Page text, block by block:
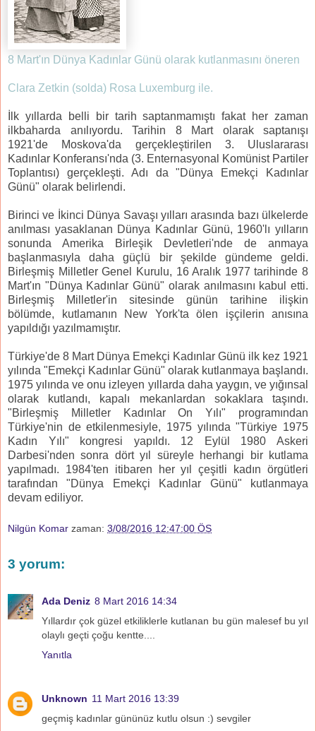
8 Mart'ın Dünya Kadınlar Günü olarak kutlanmasını öneren
Clara Zetkin (solda) Rosa Luxemburg ile.
İlk yıllarda belli bir tarih saptanmamıştı fakat her zaman
ilkbaharda anılıyordu. Tarihin 8 Mart olarak saptanışı
1921'de Moskova'da gerçekleştirilen 3. Uluslararası
Kadınlar Konferansı'nda (3. Enternasyonal Komünist Partiler
Toplantısı) gerçekleşti. Adı da "Dünya Emekçi Kadınlar
Günü" olarak belirlendi.
Birinci ve İkinci Dünya Savaşı yılları arasında bazı ülkelerde
anılması yasaklanan Dünya Kadınlar Günü, 1960'lı yılların
sonunda Amerika Birleşik Devletleri'nde de anmaya
başlanmasıyla daha güçlü bir şekilde gündeme geldi.
Birleşmiş Milletler Genel Kurulu, 16 Aralık 1977 tarihinde 8
Mart'ın "Dünya Kadınlar Günü" olarak anılmasını kabul etti.
Birleşmiş Milletler'in sitesinde günün tarihine ilişkin
bölümde, kutlamanın New York'ta ölen işçilerin anısına
yapıldığı yazılmamıştır.
Türkiye'de 8 Mart Dünya Emekçi Kadınlar Günü ilk kez 1921
yılında "Emekçi Kadınlar Günü" olarak kutlanmaya başlandı.
1975 yılında ve onu izleyen yıllarda daha yaygın, ve yığınsal
olarak kutlandı, kapalı mekanlardan sokaklara taşındı.
"Birleşmiş Milletler Kadınlar On Yılı" programından
Türkiye'nin de etkilenmesiyle, 1975 yılında "Türkiye 1975
Kadın Yılı" kongresi yapıldı. 12 Eylül 1980 Askeri
Darbesi'nden sonra dört yıl süreyle herhangi bir kutlama
yapılmadı. 1984'ten itibaren her yıl çeşitli kadın örgütleri
tarafından "Dünya Emekçi Kadınlar Günü" kutlanmaya
devam ediliyor.
Nilgün Komar zaman: 3/08/2016 12:47:00 ÖS
3 yorum:
Ada Deniz 8 Mart 2016 14:34
Yıllardır çok güzel etkiliklerle kutlanan bu gün malesef bu yıl
olaylı geçti çoğu kentte....
Yanıtla
Unknown 11 Mart 2016 13:39
geçmiş kadınlar gününüz kutlu olsun :) sevgiler